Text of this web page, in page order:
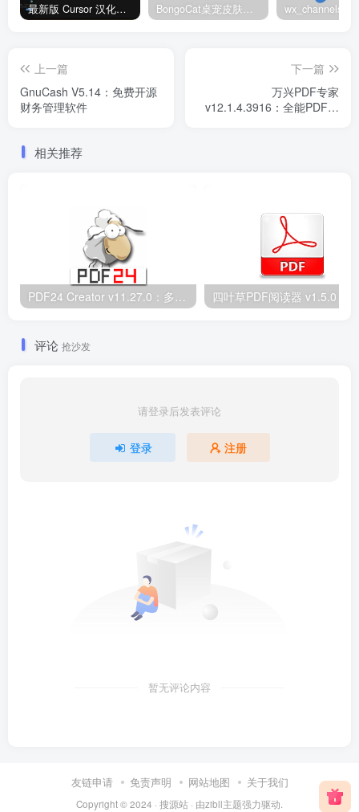
最新版 Cursor 汉化设置中文教程（两种简单方法，附中文语言包下载）
上一篇
GnuCash V5.14：免费开源
财务管理软件
下一篇
万兴PDF专家
v12.1.4.3916：全能PDF编
相关推荐
评论 抢沙发
请登录后发表评论
登录 注册
暂无评论内容
友链申请 免责声明 网站地图 关于我们
Copyright © 2024 · 搜源站 · 由zibll主题强力驱动.